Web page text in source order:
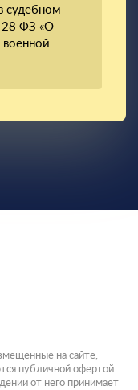
судебном
28 ФЗ «О
военной
на сайте,
публичной офертой.
от него принимает